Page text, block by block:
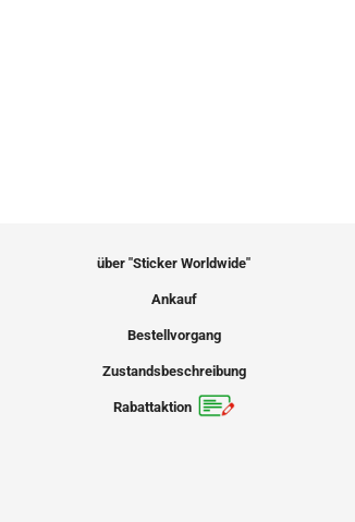
über "Sticker Worldwide"
Ankauf
Bestellvorgang
Zustandsbeschreibung
Rabattaktion